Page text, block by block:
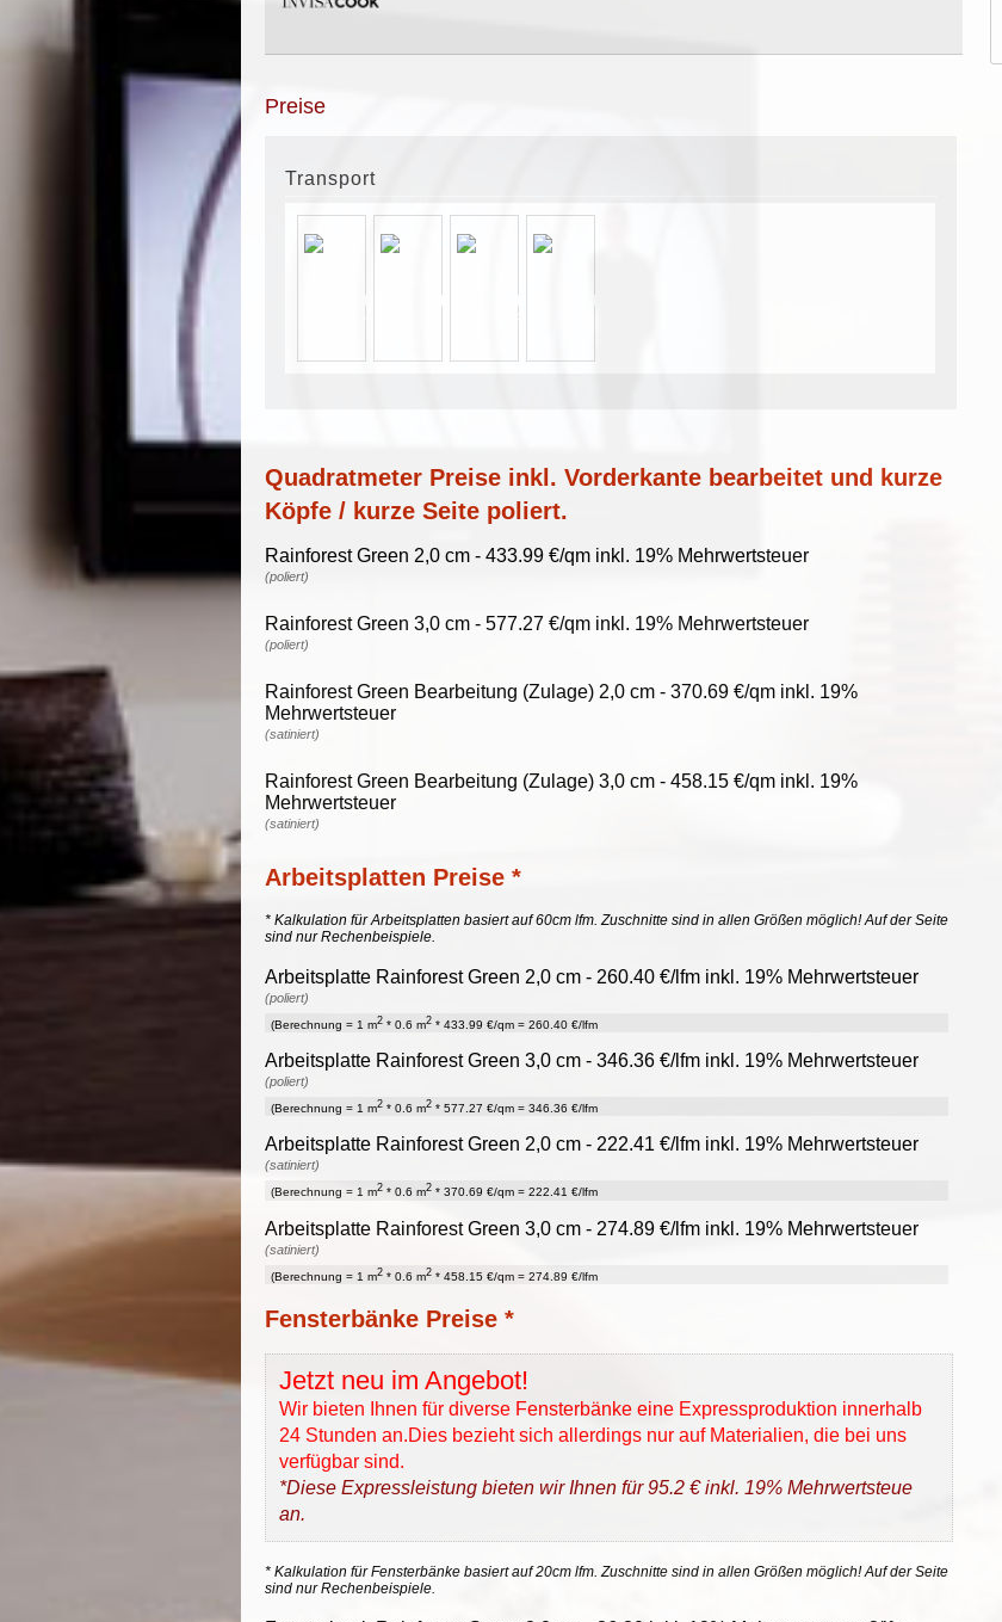
Preise
Transport
Quadratmeter Preise inkl. Vorderkante bearbeitet und kurze
Köpfe / kurze Seite poliert.
Rainforest Green 2,0 cm - 433.99 €/qm inkl. 19% Mehrwertsteuer
(poliert)
Rainforest Green 3,0 cm - 577.27 €/qm inkl. 19% Mehrwertsteuer
(poliert)
Rainforest Green Bearbeitung (Zulage) 2,0 cm - 370.69 €/qm inkl. 19%
Mehrwertsteuer
(satiniert)
Rainforest Green Bearbeitung (Zulage) 3,0 cm - 458.15 €/qm inkl. 19%
Mehrwertsteuer
(satiniert)
Arbeitsplatten Preise *
* Kalkulation für Arbeitsplatten basiert auf 60cm lfm. Zuschnitte sind in allen Größen möglich! Auf der Seite
sind nur Rechenbeispiele.
Arbeitsplatte Rainforest Green 2,0 cm - 260.40 €/lfm inkl. 19% Mehrwertsteuer
(poliert)
(Berechnung = 1 m2 * 0.6 m2 * 433.99 €/qm = 260.40 €/lfm
Arbeitsplatte Rainforest Green 3,0 cm - 346.36 €/lfm inkl. 19% Mehrwertsteuer
(poliert)
(Berechnung = 1 m2 * 0.6 m2 * 577.27 €/qm = 346.36 €/lfm
Arbeitsplatte Rainforest Green 2,0 cm - 222.41 €/lfm inkl. 19% Mehrwertsteuer
(satiniert)
(Berechnung = 1 m2 * 0.6 m2 * 370.69 €/qm = 222.41 €/lfm
Arbeitsplatte Rainforest Green 3,0 cm - 274.89 €/lfm inkl. 19% Mehrwertsteuer
(satiniert)
(Berechnung = 1 m2 * 0.6 m2 * 458.15 €/qm = 274.89 €/lfm
Fensterbänke Preise *
Jetzt neu im Angebot!
Wir bieten Ihnen für diverse Fensterbänke eine Expressproduktion innerhalb
24 Stunden an.Dies bezieht sich allerdings nur auf Materialien, die bei uns
verfügbar sind.
*Diese Expressleistung bieten wir Ihnen für 95.2 € inkl. 19% Mehrwertsteue
an.
* Kalkulation für Fensterbänke basiert auf 20cm lfm. Zuschnitte sind in allen Größen möglich! Auf der Seite
sind nur Rechenbeispiele.